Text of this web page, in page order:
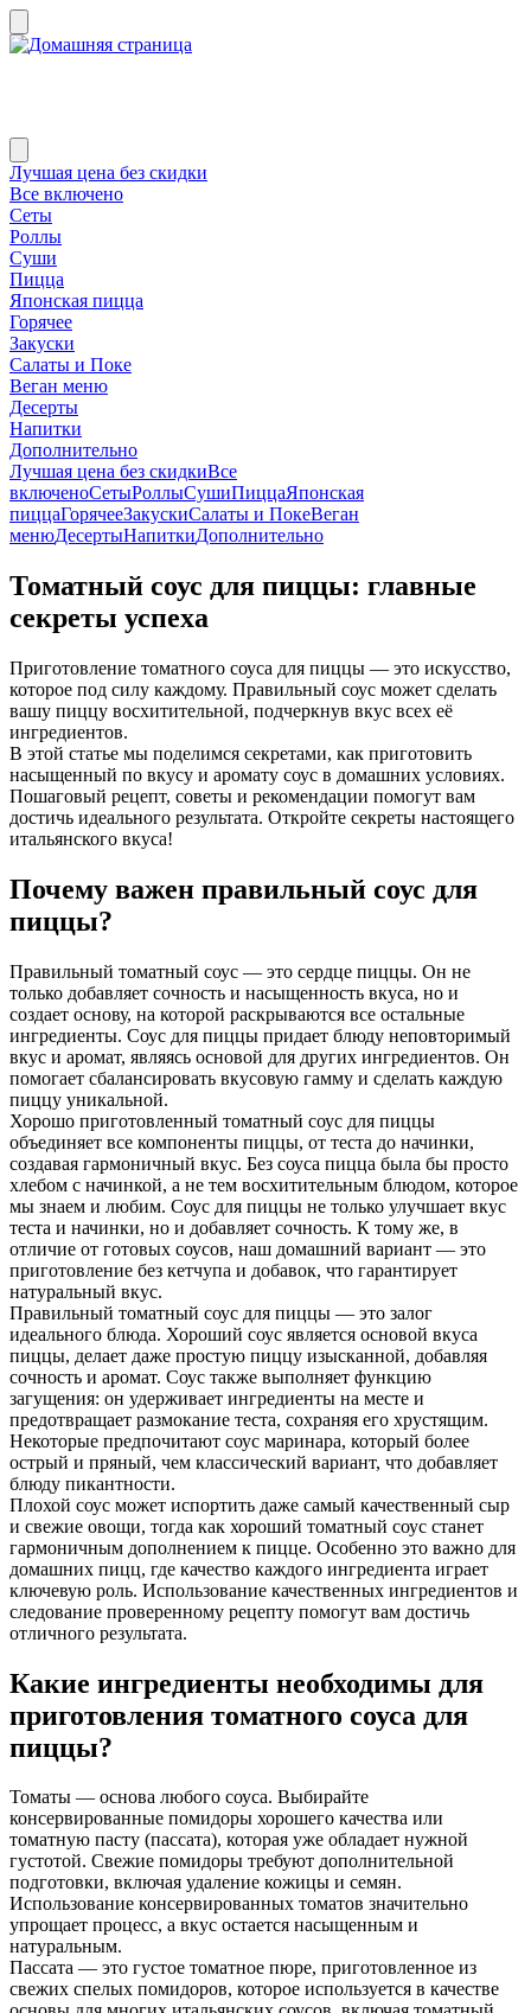
Лучшая цена без скидки
Все включено
Сеты
Роллы
Суши
Пицца
Японская пицца
Горячее
Закуски
Салаты и Поке
Веган меню
Десерты
Напитки
Дополнительно
Лучшая цена без скидкиВсе
включеноСетыРоллыСушиПиццаЯпонская
пиццаГорячееЗакускиСалаты и ПокеВеган
менюДесертыНапиткиДополнительно
Томатный соус для пиццы: главные
секреты успеха
Приготовление томатного соуса для пиццы — это искусство,
которое под силу каждому. Правильный соус может сделать
вашу пиццу восхитительной, подчеркнув вкус всех её
ингредиентов.
В этой статье мы поделимся секретами, как приготовить
насыщенный по вкусу и аромату соус в домашних условиях.
Пошаговый рецепт, советы и рекомендации помогут вам
достичь идеального результата. Откройте секреты настоящего
итальянского вкуса!
Почему важен правильный соус для
пиццы?
Правильный томатный соус — это сердце пиццы. Он не
только добавляет сочность и насыщенность вкуса, но и
создает основу, на которой раскрываются все остальные
ингредиенты. Соус для пиццы придает блюду неповторимый
вкус и аромат, являясь основой для других ингредиентов. Он
помогает сбалансировать вкусовую гамму и сделать каждую
пиццу уникальной.
Хорошо приготовленный томатный соус для пиццы
объединяет все компоненты пиццы, от теста до начинки,
создавая гармоничный вкус. Без соуса пицца была бы просто
хлебом с начинкой, а не тем восхитительным блюдом, которое
мы знаем и любим. Соус для пиццы не только улучшает вкус
теста и начинки, но и добавляет сочность. К тому же, в
отличие от готовых соусов, наш домашний вариант — это
приготовление без кетчупа и добавок, что гарантирует
натуральный вкус.
Правильный томатный соус для пиццы — это залог
идеального блюда. Хороший соус является основой вкуса
пиццы, делает даже простую пиццу изысканной, добавляя
сочность и аромат. Соус также выполняет функцию
загущения: он удерживает ингредиенты на месте и
предотвращает размокание теста, сохраняя его хрустящим.
Некоторые предпочитают соус маринара, который более
острый и пряный, чем классический вариант, что добавляет
блюду пикантности.
Плохой соус может испортить даже самый качественный сыр
и свежие овощи, тогда как хороший томатный соус станет
гармоничным дополнением к пицце. Особенно это важно для
домашних пицц, где качество каждого ингредиента играет
ключевую роль. Использование качественных ингредиентов и
следование проверенному рецепту помогут вам достичь
отличного результата.
Какие ингредиенты необходимы для
приготовления томатного соуса для
пиццы?
Томаты — основа любого соуса. Выбирайте
консервированные помидоры хорошего качества или
томатную пасту (пассата), которая уже обладает нужной
густотой. Свежие помидоры требуют дополнительной
подготовки, включая удаление кожицы и семян.
Использование консервированных томатов значительно
упрощает процесс, а вкус остается насыщенным и
натуральным.
Пассата — это густое томатное пюре, приготовленное из
свежих спелых помидоров, которое используется в качестве